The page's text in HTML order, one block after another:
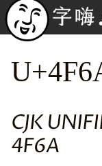
CJK
4F6A